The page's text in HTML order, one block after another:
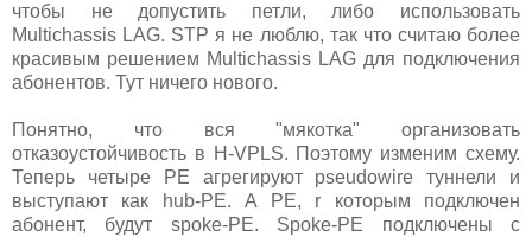
чтобы не допустить петли, либо использовать
Multichassis LAG. STP я не люблю, так что считаю более
красивым решением Multichassis LAG для подключения
абонентов. Тут ничего нового.
Понятно, что вся "мякотка" организовать
отказоустойчивость в H-VPLS. Поэтому изменим схему.
Теперь четыре PE агрегируют pseudowire туннели и
выступают как hub-PE. А PE, r которым подключен
абонент, будут spoke-PE. Spoke-PE подключены с